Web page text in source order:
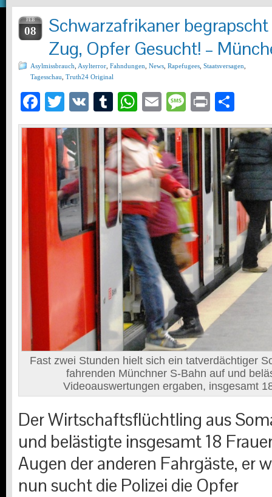
FEB
08
Schwarzafrikaner begrapscht
Zug, Opfer Gesucht! –
Asylmissbrauch Asylterror Fahndungen News Rapefugees Staatsversagen
Tagesschau Truth24 Original
Facebook
Twitter
VK Tumblr
WhatsApp
EmailMessage
Print
Fast zwei Stunden hielt sich ein tatverdächtiger
fahrenden Münchner S-Bahn auf und
Videoauswertungen ergaben, insgesamt
Der Wirtschaftsflüchtling aus
und belästigte insgesamt 18
Augen der anderen Fahrgäste, er
nun sucht die Polizei die Opfer